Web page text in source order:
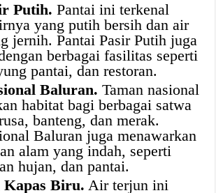
Putih. Pantai ini terkenal
yang putih bersih dan air
jernih. Pantai Pasir Putih juga
berbagai fasilitas seperti
pantai, dan restoran.
Baluran. Taman nasional
habitat bagi berbagai satwa
banteng, dan merak.
Baluran juga menawarkan
alam yang indah, seperti
hujan, dan pantai.
Biru. Air terjun ini